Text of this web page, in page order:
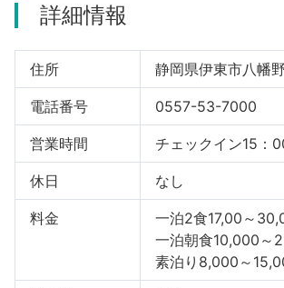
詳細情報
住所 静岡県伊東市八幡
電話番号 0557-53-7000
営業時間 チェックイン15：
休日 なし
料金
一泊2食17,00～
一泊朝食10,000～
素泊り8,000～